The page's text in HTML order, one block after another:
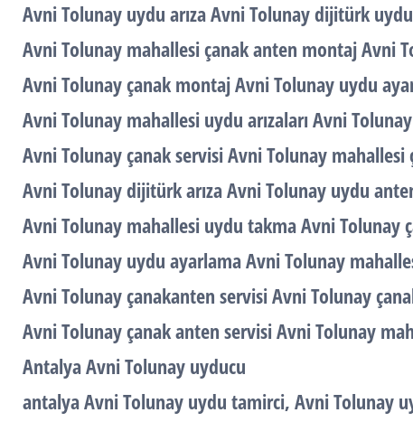
Avni Tolunay uydu arıza Avni Tolunay dijitürk uydu
Avni Tolunay mahallesi çanak anten montaj Avni
Avni Tolunay çanak montaj Avni Tolunay uydu
Avni Tolunay mahallesi uydu arızaları Avni
Avni Tolunay çanak servisi Avni Tolunay mahallesi
Avni Tolunay dijitürk arıza Avni Tolunay uydu
Avni Tolunay mahallesi uydu takma Avni Tolunay
Avni Tolunay uydu ayarlama Avni Tolunay
Avni Tolunay çanakanten servisi Avni Tolunay
Avni Tolunay çanak anten servisi Avni Tolunay
Antalya Avni Tolunay uyducu
antalya Avni Tolunay uydu tamirci, Avni Tolunay